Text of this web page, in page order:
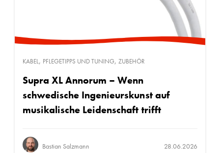
KABEL, PFLEGETIPPS UND TUNING, ZUBEHÖR
Supra XL Annorum – Wenn
schwedische Ingenieurskunst auf
musikalische Leidenschaft trifft
Bastian Salzmann 28.06.2026